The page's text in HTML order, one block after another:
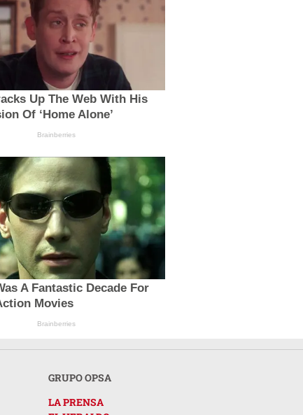
Up The Web With His
Of ‘Home Alone’
Brainberries
A Fantastic Decade For
Movies
Brainberries
GRUPO OPSA
LA PRENSA